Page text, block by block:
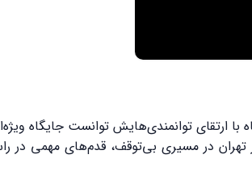
ارتقای توانمندی‌هایش توانست جایگاه
متخصص و سه شوروم فعال در تهران در مسیری بی‌توقف،